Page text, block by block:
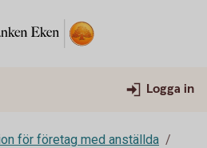
Logga in
för företag med anställda